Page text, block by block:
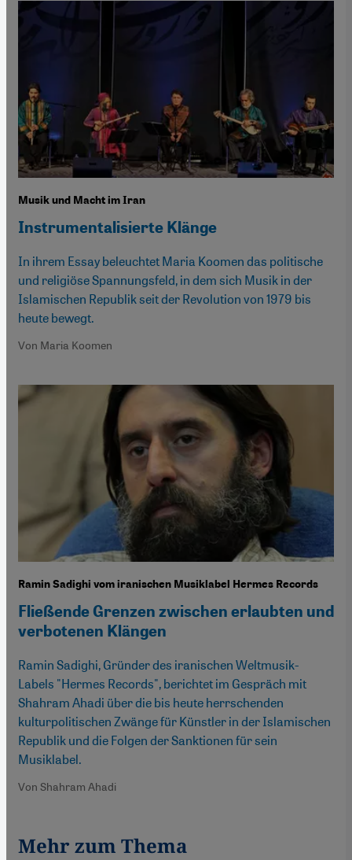
Musik und Macht im Iran
Instrumentalisierte Klänge
In ihrem Essay beleuchtet Maria Koomen das politische
und religiöse Spannungsfeld, in dem sich Musik in der
Islamischen Republik seit der Revolution von 1979 bis
heute bewegt.
Von Maria Koomen
Ramin Sadighi vom iranischen Musiklabel Hermes Records
Fließende Grenzen zwischen erlaubten und
verbotenen Klängen
Ramin Sadighi, Gründer des iranischen Weltmusik-
Labels "Hermes Records", berichtet im Gespräch mit
Shahram Ahadi über die bis heute herrschenden
kulturpolitischen Zwänge für Künstler in der Islamischen
Republik und die Folgen der Sanktionen für sein
Musiklabel.
Von Shahram Ahadi
Mehr zum Thema